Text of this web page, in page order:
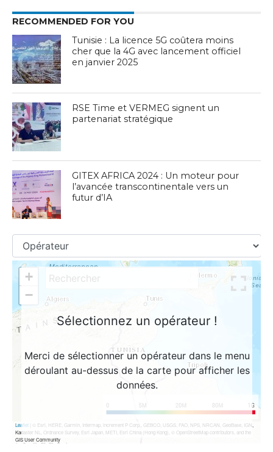
RECOMMENDED FOR YOU
Tunisie : La licence 5G coûtera moins
cher que la 4G avec lancement officiel
en janvier 2025
RSE Time et VERMEG signent un
partenariat stratégique
GITEX AFRICA 2024 : Un moteur pour
l’avancée transcontinentale vers un
futur d’IA